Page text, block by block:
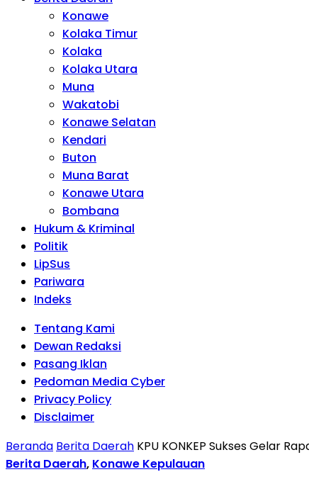
Konawe
Kolaka Timur
Kolaka
Kolaka Utara
Muna
Wakatobi
Konawe Selatan
Kendari
Buton
Muna Barat
Konawe Utara
Bombana
Hukum & Kriminal
Politik
LipSus
Pariwara
Indeks
Tentang Kami
Dewan Redaksi
Pasang Iklan
Pedoman Media Cyber
Privacy Policy
Disclaimer
Beranda Berita Daerah KPU KONKEP Sukses Gelar
Berita Daerah, Konawe Kepulauan